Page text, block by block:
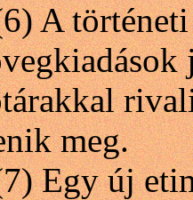
történeti
meg.
új